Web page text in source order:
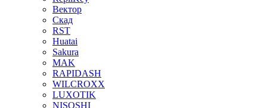
Вектор
Скад
RST
Huatai
Sakura
MAK
RAPIDASH
WILCROXX
LUXOTIK
NISOSHI